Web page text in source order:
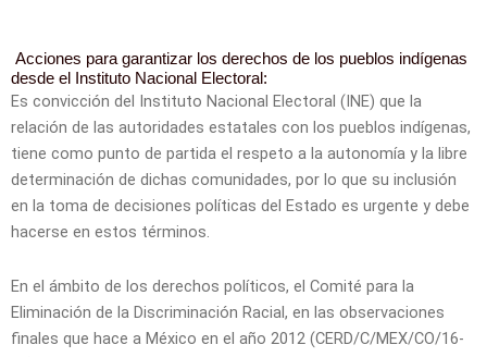
Acciones para garantizar los derechos de los pueblos indígenas
desde el Instituto Nacional Electoral:
Es convicción del Instituto Nacional Electoral (INE) que la
relación de las autoridades estatales con los pueblos indígenas,
tiene como punto de partida el respeto a la autonomía y la libre
determinación de dichas comunidades, por lo que su inclusión
en la toma de decisiones políticas del Estado es urgente y debe
hacerse en estos términos.
En el ámbito de los derechos políticos, el Comité para la
Eliminación de la Discriminación Racial, en las observaciones
finales que hace a México en el año 2012 (CERD/C/MEX/CO/16-